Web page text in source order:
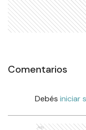
Comentarios
Debés iniciar
Ads